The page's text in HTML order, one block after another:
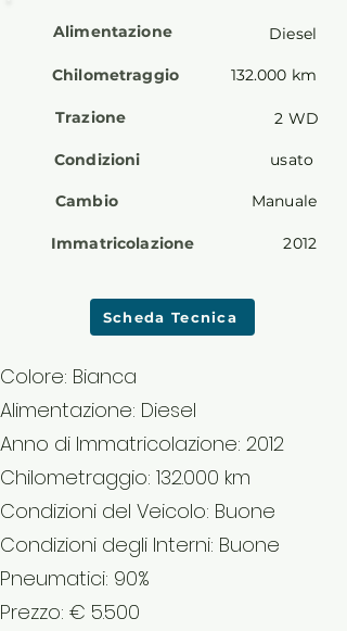
Alimentazione Diesel
Chilometraggio 132.000 km
Trazione 2 WD
Condizioni usato
Cambio Manuale
Immatricolazione 2012
Scheda Tecnica
Colore: Bianca
Alimentazione: Diesel
Anno di Immatricolazione: 2012
Chilometraggio: 132.000 km
Condizioni del Veicolo: Buone
Condizioni degli Interni: Buone
Pneumatici: 90%
Prezzo: € 5.500